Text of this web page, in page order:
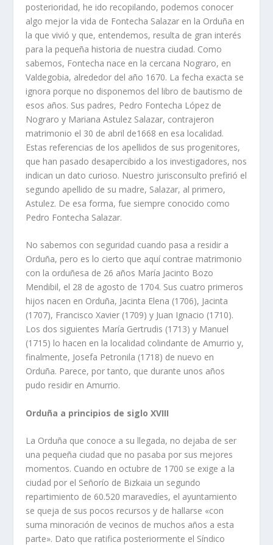
posterioridad, he ido recopilando, podemos conocer
algo mejor la vida de Fontecha Salazar en la Orduña en
la que vivió y que, entendemos, resulta de gran interés
para la pequeña historia de nuestra ciudad. Como
sabemos, Fontecha nace en la cercana Nograro, en
Valdegobia, alrededor del año 1670. La fecha exacta se
ignora porque no disponemos del libro de bautismo de
esos años. Sus padres, Pedro Fontecha López de
Nograro y Mariana Astulez Salazar, contrajeron
matrimonio el 30 de abril de1668 en esa localidad.
Estas referencias de los apellidos de sus progenitores,
que han pasado desapercibido a los investigadores, nos
indican un dato curioso. Nuestro jurisconsulto prefirió el
segundo apellido de su madre, Salazar, al primero,
Astulez. De esa forma, fue siempre conocido como
Pedro Fontecha Salazar.
No sabemos con seguridad cuando pasa a residir a
Orduña, pero es lo cierto que aquí contrae matrimonio
con la orduñesa de 26 años María Jacinto Bozo
Mendibil, el 28 de agosto de 1704. Sus cuatro primeros
hijos nacen en Orduña, Jacinta Elena (1706), Jacinta
(1707), Francisco Xavier (1709) y Juan Ignacio (1710).
Los dos siguientes María Gertrudis (1713) y Manuel
(1715) lo hacen en la localidad colindante de Amurrio y,
finalmente, Josefa Petronila (1718) de nuevo en
Orduña. Parece, por tanto, que durante unos años
pudo residir en Amurrio.
Orduña a principios de siglo XVIII
La Orduña que conoce a su llegada, no dejaba de ser
una pequeña ciudad que no pasaba por sus mejores
momentos. Cuando en octubre de 1700 se exige a la
ciudad por el Señorío de Bizkaia un segundo
repartimiento de 60.520 maravedíes, el ayuntamiento
se queja de sus pocos recursos y de hallarse «con
suma minoración de vecinos de muchos años a esta
parte». Dato que ratifica posteriormente el Síndico